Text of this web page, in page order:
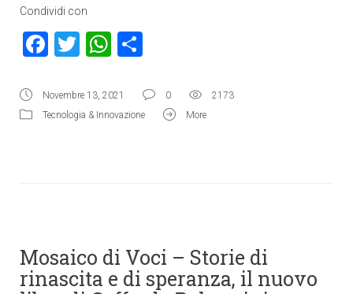
Condividi con
Facebook
TwitterWhatsApp
Novembre 13, 2021 0
2173
Tecnologia & Innovazione
More
Mosaico di Voci – Storie di
rinascita e di speranza, il nuovo